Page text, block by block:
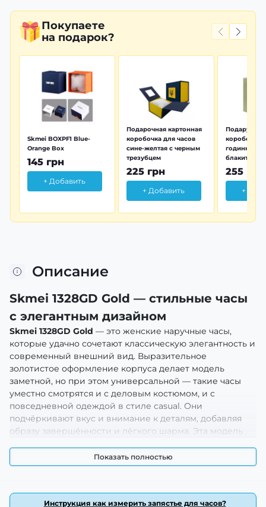
Покупаете
на подарок?
Skmei BOXPF1 Blue-
Orange Box
145 грн
+ Добавить
Подарочная картонная
коробочка для часов
сине-желтая с черным
трезубцем
225 грн
+ Добавить
коробочка
годинника
блакитна
255 грн
+
Описание
Skmei 1328GD Gold — стильные часы
с элегантным дизайном
Skmei 1328GD Gold — это женские наручные часы,
которые удачно сочетают классическую элегантность и
современный внешний вид. Выразительное
золотистое оформление корпуса делает модель
заметной, но при этом универсальной — такие часы
уместно смотрятся и с деловым костюмом, и с
повседневной одеждой в стиле casual. Они
подчёркивают вкус и внимание к деталям, добавляя
образу завершённости и лёгкого шарма. Эта модель
часы без лишних сложностей.
Преимущества и особенности
Skmei 1328GD созданы для женщин, которые ценят
Показать полностью
Инструкция как измерить запястье для часов?